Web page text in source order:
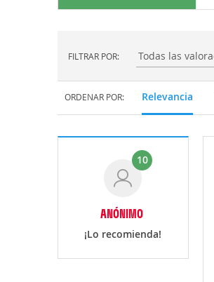
FILTRAR POR: Filtrar por:
ORDENAR POR: Relevancia
10
ANÓNIMO
¡Lo recomienda!